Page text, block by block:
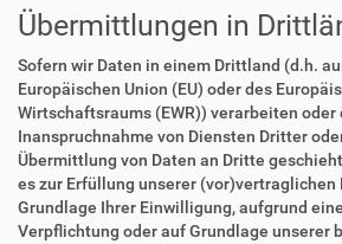
Übermittlungen in
Sofern wir Daten in einem Drittland (d.h.
Europäischen Union (EU) oder des
Wirtschaftsraums (EWR)) verarbeiten oder
Inanspruchnahme von Diensten Dritter
Übermittlung von Daten an Dritte
es zur Erfüllung unserer (vor)vertraglichen
Grundlage Ihrer Einwilligung, aufgrund
Verpflichtung oder auf Grundlage unserer